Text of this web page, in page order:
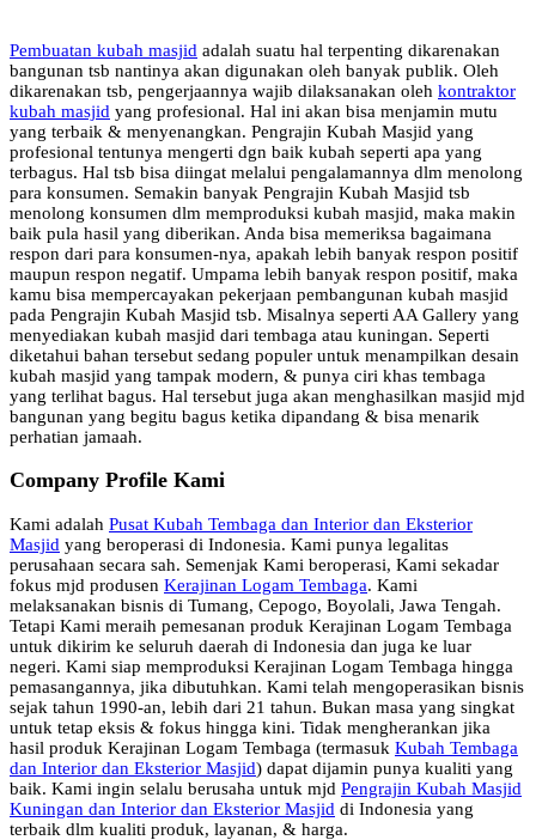
Pembuatan kubah masjid adalah suatu hal terpenting dikarenakan
bangunan tsb nantinya akan digunakan oleh banyak publik. Oleh
dikarenakan tsb, pengerjaannya wajib dilaksanakan oleh kontraktor
kubah masjid yang profesional. Hal ini akan bisa menjamin mutu
yang terbaik & menyenangkan. Pengrajin Kubah Masjid yang
profesional tentunya mengerti dgn baik kubah seperti apa yang
terbagus. Hal tsb bisa diingat melalui pengalamannya dlm menolong
para konsumen. Semakin banyak Pengrajin Kubah Masjid tsb
menolong konsumen dlm memproduksi kubah masjid, maka makin
baik pula hasil yang diberikan. Anda bisa memeriksa bagaimana
respon dari para konsumen-nya, apakah lebih banyak respon positif
maupun respon negatif. Umpama lebih banyak respon positif, maka
kamu bisa mempercayakan pekerjaan pembangunan kubah masjid
pada Pengrajin Kubah Masjid tsb. Misalnya seperti AA Gallery yang
menyediakan kubah masjid dari tembaga atau kuningan. Seperti
diketahui bahan tersebut sedang populer untuk menampilkan desain
kubah masjid yang tampak modern, & punya ciri khas tembaga
yang terlihat bagus. Hal tersebut juga akan menghasilkan masjid mjd
bangunan yang begitu bagus ketika dipandang & bisa menarik
perhatian jamaah.
Company Profile Kami
Kami adalah Pusat Kubah Tembaga dan Interior dan Eksterior
Masjid yang beroperasi di Indonesia. Kami punya legalitas
perusahaan secara sah. Semenjak Kami beroperasi, Kami sekadar
fokus mjd produsen Kerajinan Logam Tembaga. Kami
melaksanakan bisnis di Tumang, Cepogo, Boyolali, Jawa Tengah.
Tetapi Kami meraih pemesanan produk Kerajinan Logam Tembaga
untuk dikirim ke seluruh daerah di Indonesia dan juga ke luar
negeri. Kami siap memproduksi Kerajinan Logam Tembaga hingga
pemasangannya, jika dibutuhkan. Kami telah mengoperasikan bisnis
sejak tahun 1990-an, lebih dari 21 tahun. Bukan masa yang singkat
untuk tetap eksis & fokus hingga kini. Tidak mengherankan jika
hasil produk Kerajinan Logam Tembaga (termasuk Kubah Tembaga
dan Interior dan Eksterior Masjid) dapat dijamin punya kualiti yang
baik. Kami ingin selalu berusaha untuk mjd Pengrajin Kubah Masjid
Kuningan dan Interior dan Eksterior Masjid di Indonesia yang
terbaik dlm kualiti produk, layanan, & harga.